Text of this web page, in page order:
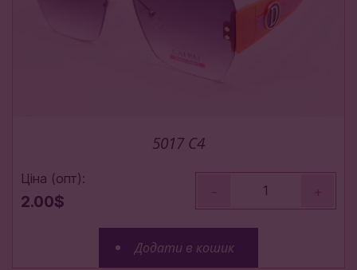
5017 C4
Ціна (опт):
2.00$
- +
Додати в кошик